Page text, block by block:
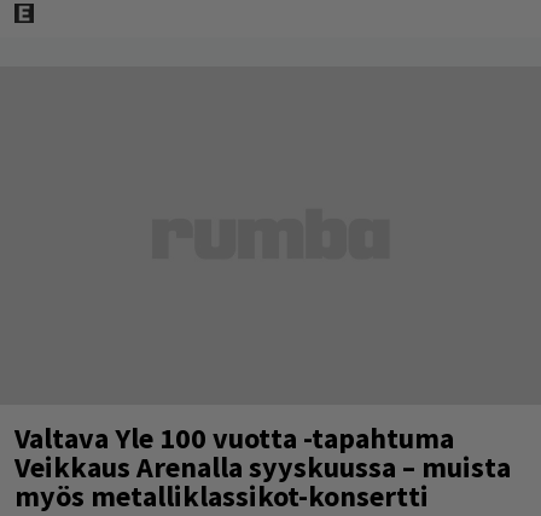
Valtava Yle 100 vuotta -tapahtuma
Veikkaus Arenalla syyskuussa – muista
myös metalliklassikot-konsertti